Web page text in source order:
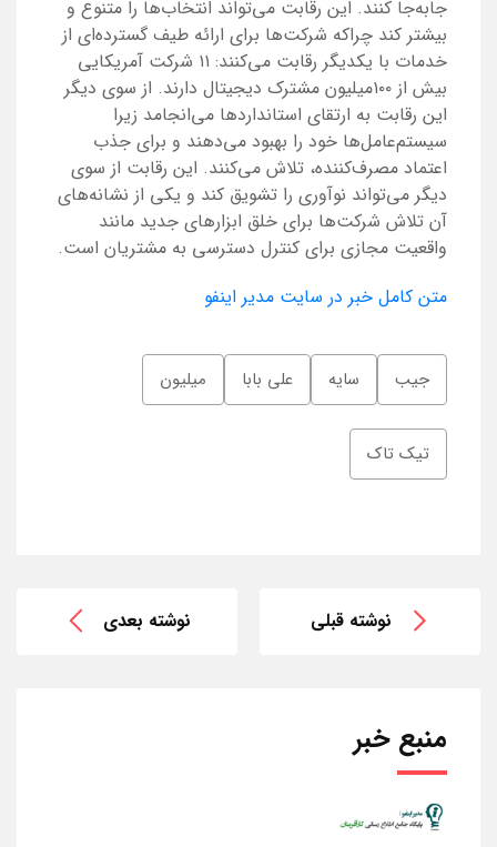
جابه‌جا کنند. این رقابت می‌تواند انتخاب‌ها را متنوع و
بیشتر کند چرا‌که شرکت‌ها برای ارائه طیف گسترده‌ای از
خدمات با یکدیگر رقابت می‌کنند: ۱۱ شرکت آمریکایی
بیش از ۱۰۰میلیون مشترک دیجیتال دارند. از سوی دیگر
این رقابت به ارتقای استانداردها می‌انجامد زیرا
سیستم‌عامل‌ها خود را بهبود می‌دهند و برای جذب
اعتماد مصرف‌کننده، تلاش می‌کنند. این رقابت از سوی
دیگر می‌تواند نوآوری را تشویق کند و یکی از نشانه‌های
آن تلاش شرکت‌ها برای خلق ابزارهای جدید مانند
واقعیت مجازی برای کنترل دسترسی به مشتریان است.
متن کامل خبر در سایت مدیر اینفو
جیب سایه علی بابا میلیون
تیک تاک
نوشته قبلی نوشته بعدی
منبع خبر